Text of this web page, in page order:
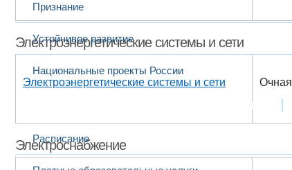
Признание
Устойчивое развитие
Национальные проекты России
Выбранный в данный момент
Расписание
Электроэнергетические системы и сети
Электроэнергетические системы и сети Очная
Электроснабжение